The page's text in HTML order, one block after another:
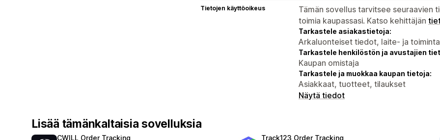
Tietojen käyttöoikeus
Tämän sovellus tarvitsee
toimia kaupassasi. Katso kehittäjän
Tarkastele asiakastietoja:
Arkaluonteiset tiedot, laite- ja
Tarkastele henkilöstön ja avustajien
Kaupan omistaja
Tarkastele ja muokkaa kaupan tietoja:
Asiakkaat, tuotteet, tilaukset
Näytä tiedot
Lisää tämänkaltaisia sovelluksia
CWILL Order Tracking Track123 Order Tracking